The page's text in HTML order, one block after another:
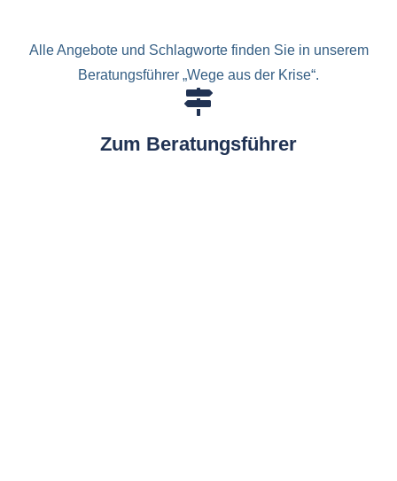
Alle Angebote und Schlagworte finden Sie in unserem
Beratungsführer „Wege aus der Krise“.
Zum Beratungsführer